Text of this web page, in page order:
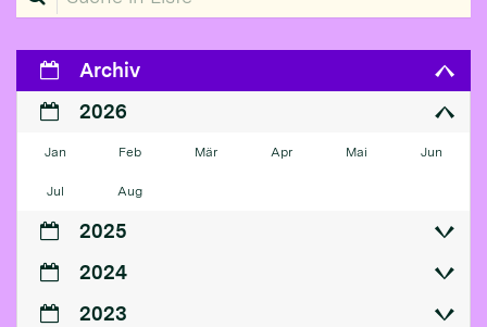
Archiv
2026
Jan Feb Mär Apr Mai Jun
Jul Aug
2025
2024
2023